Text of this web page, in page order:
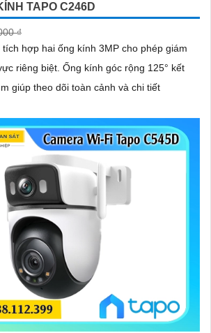
TAPO C246D
₫
tích hợp hai ống kính 3MP cho phép giám
góc rộng 125° kết
giúp theo dõi toàn cảnh và chi tiết